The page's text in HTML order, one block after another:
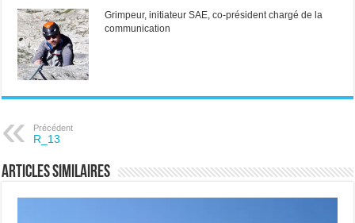
Grimpeur, initiateur SAE, co-président chargé de la
communication
Précédent
R_13
Articles similaires